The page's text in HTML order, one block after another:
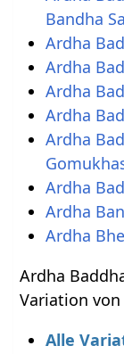
Bandha
Ardha
Ardha
Ardha
Ardha
Ardha
Ardha
Ardha
Ardha
Ardha
Variation von
Alle